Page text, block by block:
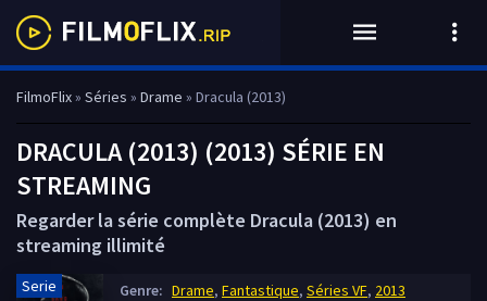
FilmoFlix» Séries » Drame » Dracula (2013)
DRACULA (2013) (2013) SÉRIE EN
STREAMING
Regarder la série complète Dracula (2013) en
streaming illimité
Serie Genre: Drame, Fantastique, Séries VF, 2013